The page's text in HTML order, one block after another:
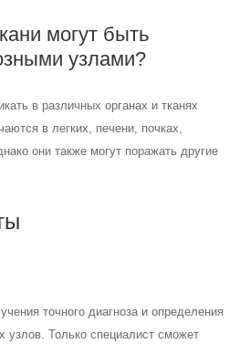
могут быть
узлами?
в различных органах и тканях
в легких, печени, почках,
они также могут поражать другие
точного диагноза и определения
узлов. Только специалист сможет